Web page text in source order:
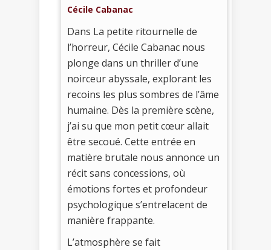
Cécile Cabanac
Dans La petite ritournelle de
l’horreur, Cécile Cabanac nous
plonge dans un thriller d’une
noirceur abyssale, explorant les
recoins les plus sombres de l’âme
humaine. Dès la première scène,
j’ai su que mon petit cœur allait
être secoué. Cette entrée en
matière brutale nous annonce un
récit sans concessions, où
émotions fortes et profondeur
psychologique s’entrelacent de
manière frappante.
L’atmosphère se fait